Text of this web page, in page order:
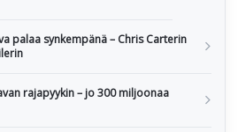
palaa synkempänä – Chris Carterin
rajapyykin – jo 300 miljoonaa